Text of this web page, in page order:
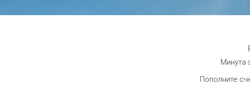
Минута
Пополните